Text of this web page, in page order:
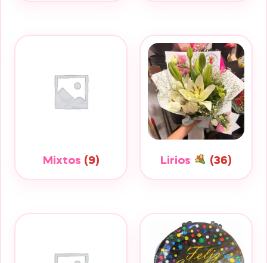
Mixtos (9) Lirios (36)